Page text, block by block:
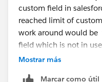
custom field in
reached limit of
work around would be
field which is not in
Mostrar más
Marcar como útil